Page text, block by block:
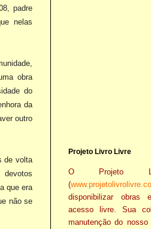
padre
nelas
obra
do
da
outro
de volta
devotos
que era
não se
Projeto Livro Livre
O Projeto
(
disponibilizar obras
acesso livre. Sua
manutenção do